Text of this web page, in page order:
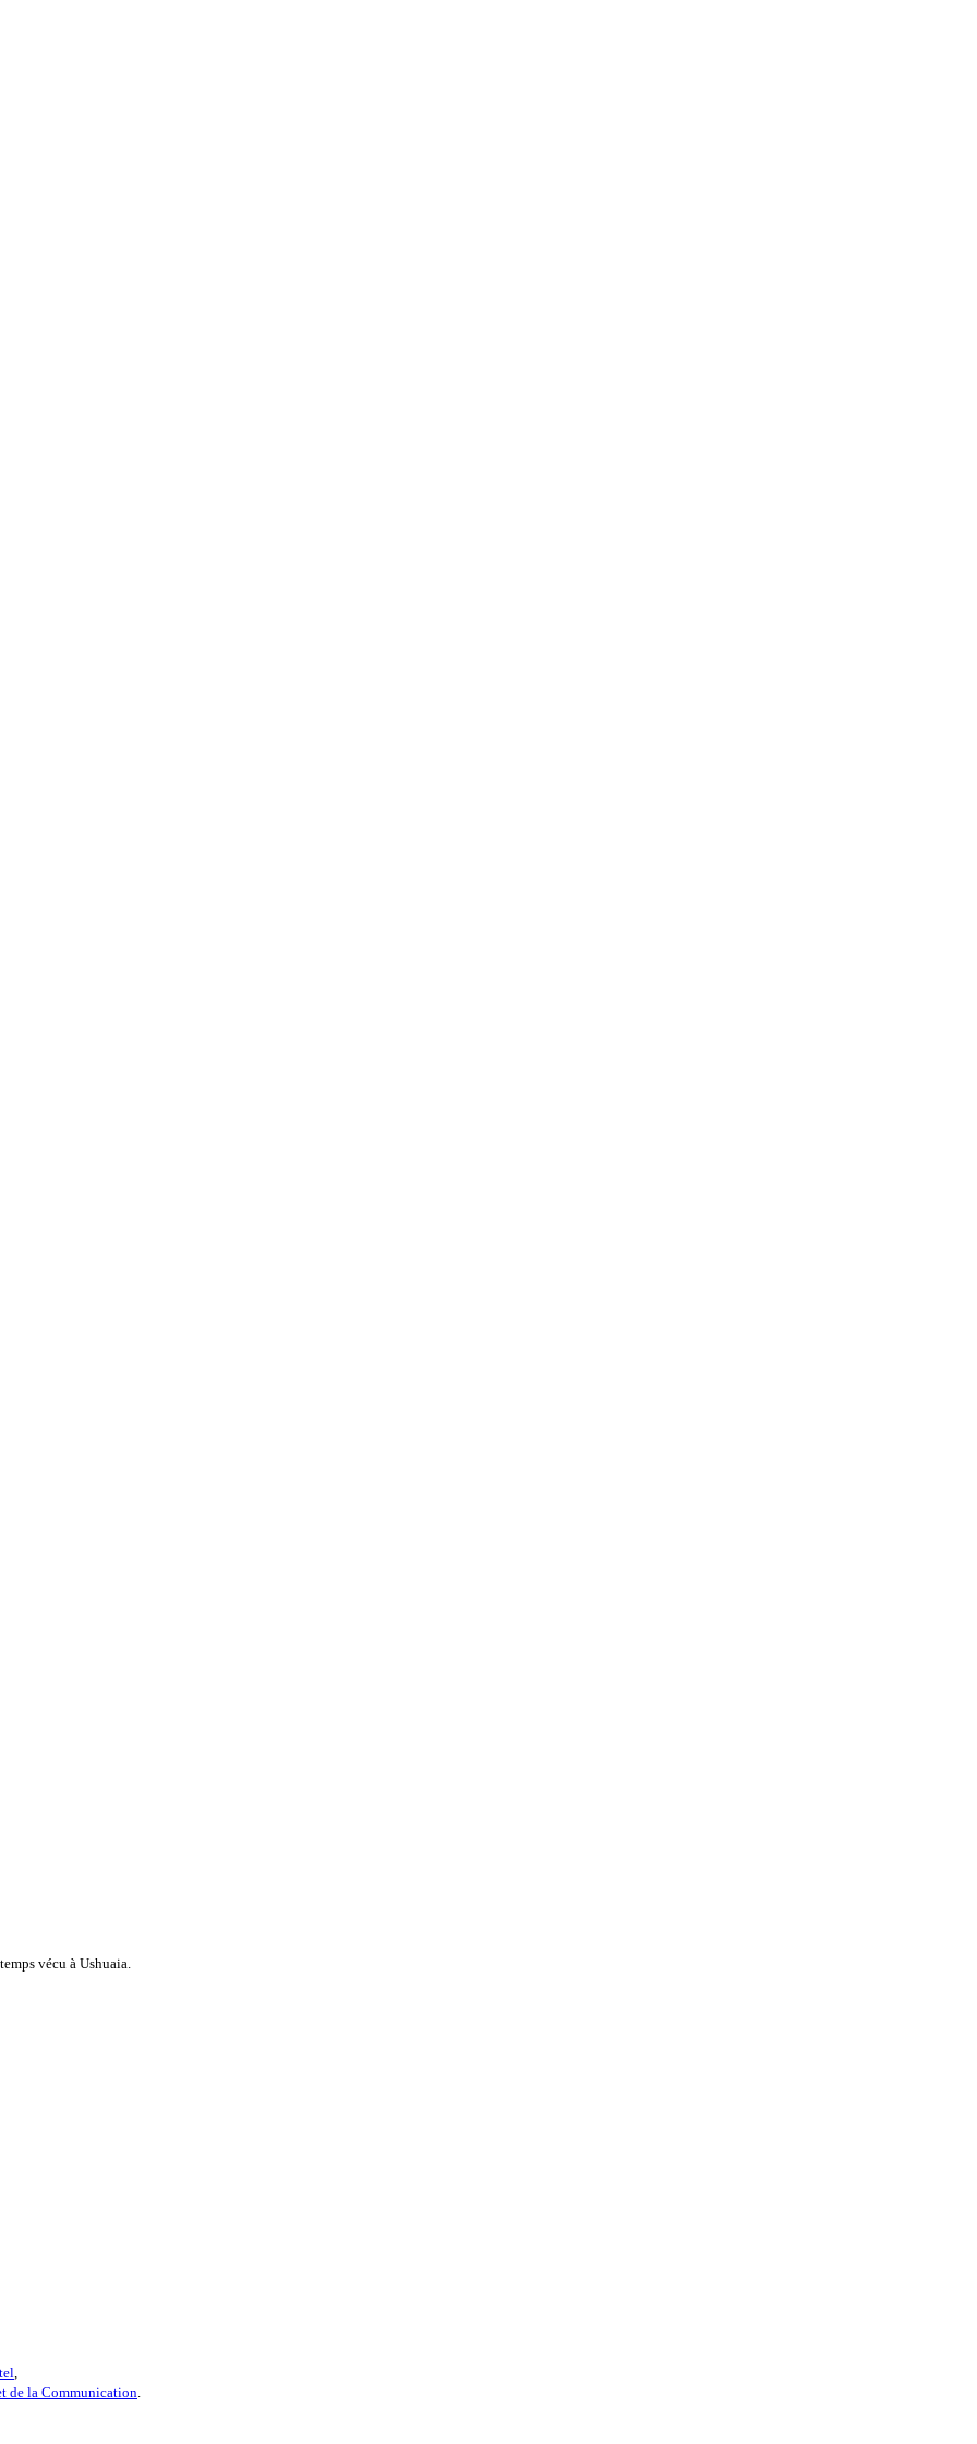
vécu à Ushuaia.
de la Communication